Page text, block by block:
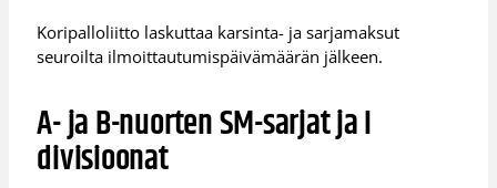
Koripalloliitto laskuttaa karsinta- ja sarjamaksut
seuroilta ilmoittautumispäivämäärän jälkeen.
A- ja B-nuorten SM-sarjat ja I
divisioonat